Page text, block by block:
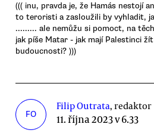
((( inu, pravda je, že Hamás nestojí
to teroristi a zasloužili by vyhladit,
......... ale nemůžu si pomoct, na
jak píše Matar - jak mají Palestinci
budoucnosti? )))
FO
Filip Outrata, redaktor
11. října 2023 v 6.33